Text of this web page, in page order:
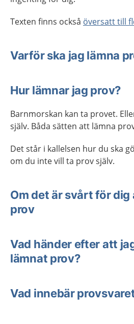
Texten finns också översatt till
Varför ska jag lämna
Hur lämnar jag prov?
Barnmorskan kan ta provet.
själv. Båda sätten att lämna
Det står i kallelsen hur du ska
om du inte vill ta prov själv.
Om det är svårt för dig
prov
Vad händer efter att
lämnat prov?
Vad innebär